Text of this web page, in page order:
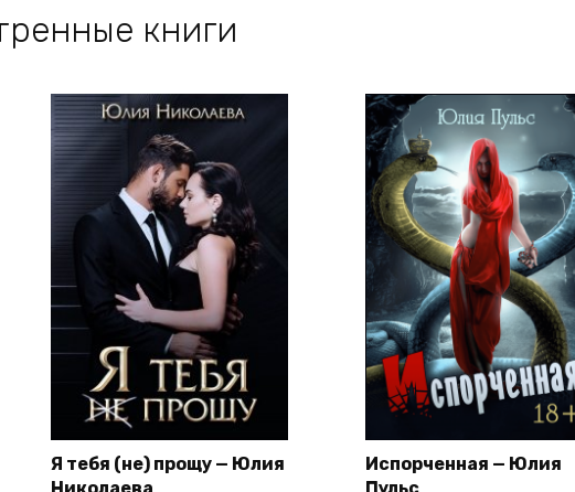
книги
Я тебя (не) прощу — Юлия
Испорченная — Юлия